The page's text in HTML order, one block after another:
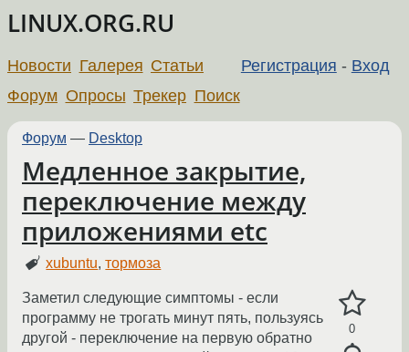
LINUX.ORG.RU
Регистрация - Вход
Новости Галерея Статьи
Форум Опросы Трекер Поиск
Форум — Desktop
Медленное закрытие,
переключение между
приложениями etc
xubuntu,тормоза
0
Заметил следующие симптомы - если
программу не трогать минут пять, пользуясь
другой - переключение на первую обратно